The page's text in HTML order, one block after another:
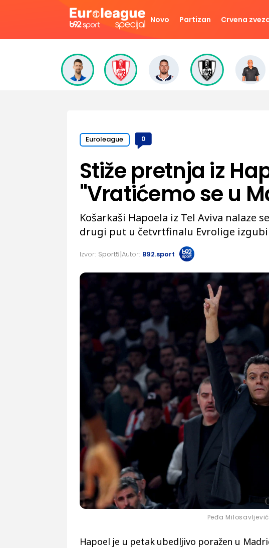
Novo Partizan Crvena
Euroleague 0
Stiže pretnja iz
"Vratićemo se u
Košarkaši Hapoela iz Tel Aviva nalaze
drugi put u četvrtfinalu Evrolige
Izvor: Sport5 Autor: B92.sport
Peđa
Hapoel je u petak ubedljivo poražen u